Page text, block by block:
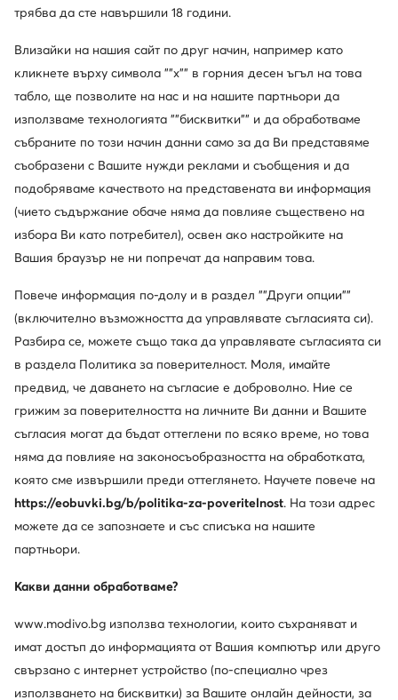
Промоция
G-Star Raw
Дамска чанта · Сив
Актуална цена
45,99€
Редовна цена89,99 €-48%
Най-ниска цена
-9%
още 25% Код: SUMMER
Дамска чанта · Тъмносин
Актуална цена
31,99€
Редовна цена71,58 €-55%
Най-ниска цена34,99 €
още 25% Код: SUMMER
Промоция
G-Star Raw
Дамска чанта · Кафяв
Редовна цена53,68 €-49%
още 25% Код: SUMMER
Промоция
G-Star Raw
трябва да сте навършили 18 години.
Влизайки на нашия сайт по друг начин, например като
кликнете върху символа ""x"" в горния десен ъгъл на това
табло, ще позволите на нас и на нашите партньори да
използваме технологията ""бисквитки"" и да обработваме
събраните по този начин данни само за да Ви представяме
съобразени с Вашите нужди реклами и съобщения и да
подобряваме качеството на представената ви информация
(чието съдържание обаче няма да повлияе съществено на
избора Ви като потребител), освен ако настройките на
Вашия браузър не ни попречат да направим това.
Повече информация по-долу и в раздел ""Други опции""
(включително възможността да управлявате съгласията си).
Разбира се, можете също така да управлявате съгласията си
в раздела Политика за поверителност. Моля, имайте
предвид, че даването на съгласие е доброволно. Ние се
грижим за поверителността на личните Ви данни и Вашите
съгласия могат да бъдат оттеглени по всяко време, но това
няма да повлияе на законосъобразността на обработката,
която сме извършили преди оттеглянето. Научете повече на
https://eobuvki.bg/b/politika-za-poveritelnost. На този адрес
можете да се запознаете и със списъка на нашите
партньори.
Какви данни обработваме?
www.modivo.bg използва технологии, които съхраняват и
имат достъп до информацията от Вашия компютър или друго
свързано с интернет устройство (по-специално чрез
използването на бисквитки) за Вашите онлайн дейности, за